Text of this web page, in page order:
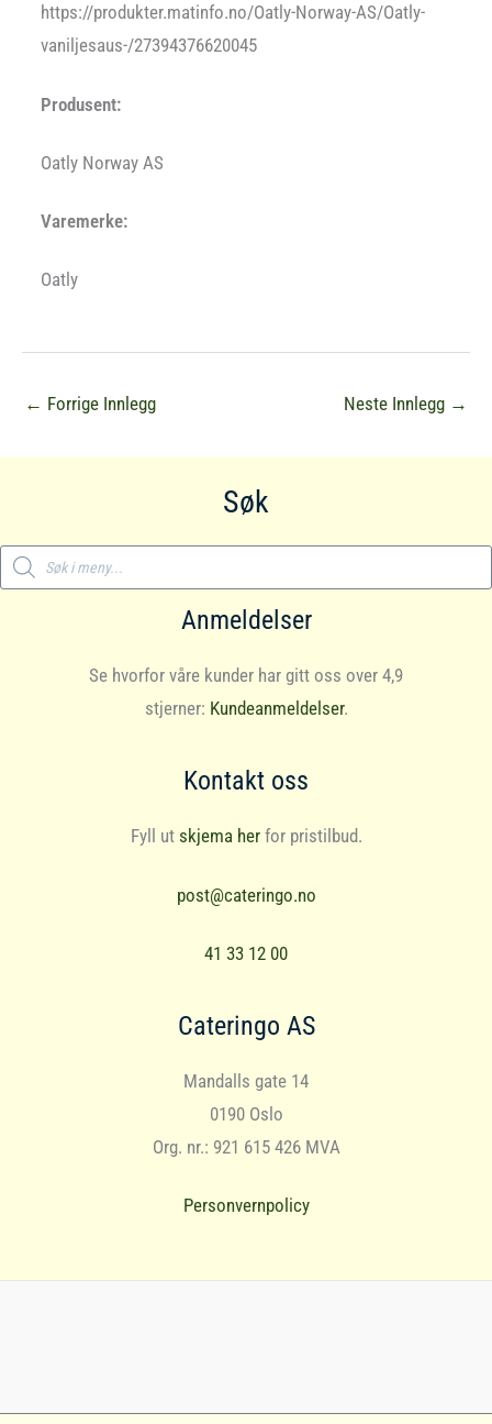
https://produkter.matinfo.no/Oatly-Norway-AS/Oatly-
vaniljesaus-/27394376620045
Produsent:
Oatly Norway AS
Varemerke:
Oatly
← Forrige Innlegg Neste Innlegg →
Søk
Products
search
Anmeldelser
Se hvorfor våre kunder har gitt oss over 4,9
stjerner: Kundeanmeldelser.
Kontakt oss
Fyll ut skjema herfor pristilbud.
post@cateringo.no
41 33 12 00
Cateringo AS
Mandalls gate 14
0190 Oslo
Org. nr.: 921 615 426 MVA
Personvernpolicy